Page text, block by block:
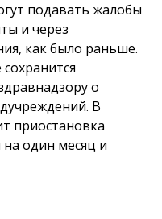
подавать жалобы
и через
как было раньше.
о
В
приостановка
на один месяц и